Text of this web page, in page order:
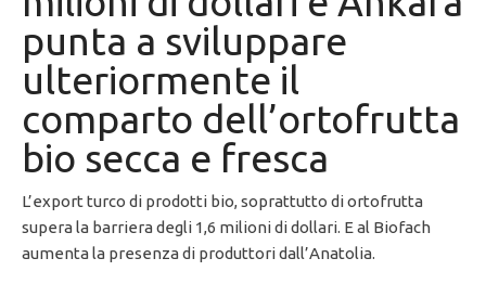
punta a sviluppare
ulteriormente il
comparto dell’ortofrutta
bio secca e fresca
L’export turco di prodotti bio, soprattutto di ortofrutta
supera la barriera degli 1,6 milioni di dollari. E al Biofach
aumenta la presenza di produttori dall’Anatolia.